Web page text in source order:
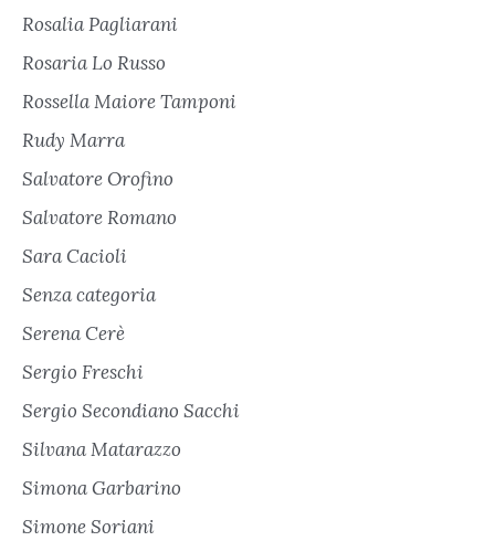
Rosalia Pagliarani
Rosaria Lo Russo
Rossella Maiore Tamponi
Rudy Marra
Salvatore Orofino
Salvatore Romano
Sara Cacioli
Senza categoria
Serena Cerè
Sergio Freschi
Sergio Secondiano Sacchi
Silvana Matarazzo
Simona Garbarino
Simone Soriani